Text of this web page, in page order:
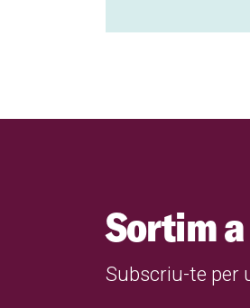
Sortim
Subscriu-te per